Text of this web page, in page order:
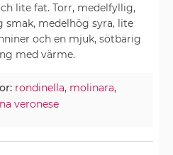
lite fat. Torr, medelfyllig,
smak, medelhög syra, lite
och en mjuk, sötbärig
med värme.
rondinella, molinara,
veronese